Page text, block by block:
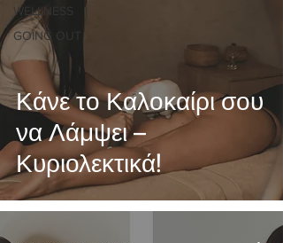
WELLNESS
GOING OUT
Κάνε το Καλοκαίρι σου
να Λάμψει –
Κυριολεκτικά!